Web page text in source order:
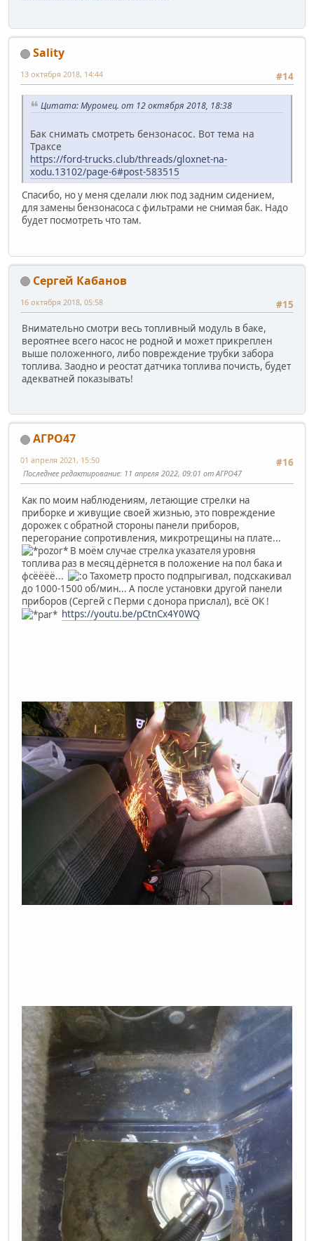
Sality
#14
13 октября 2018, 14:44
Цитата: Муромец. от 12 октября 2018, 18:38
Бак снимать смотреть бензонасос. Вот тема на
Траксе
https://ford-trucks.club/threads/gloxnet-na-
xodu.13102/page-6#post-583515
Спасибо, но у меня сделали люк под задним сидением,
для замены бензонасоса с фильтрами не снимая бак. Надо
будет посмотреть что там.
Сергей Кабанов
#15
16 октября 2018, 05:58
Внимательно смотри весь топливный модуль в баке,
вероятнее всего насос не родной и может прикреплен
выше положенного, либо повреждение трубки забора
топлива. Заодно и реостат датчика топлива почисть, будет
адекватней показывать!
АГРО47
#16
01 апреля 2021, 15:50
Последнее редактирование: 11 апреля 2022, 09:01 от АГРО47
Как по моим наблюдениям, летающие стрелки на
приборке и живущие своей жизнью, это повреждение
дорожек с обратной стороны панели приборов,
перегорание сопротивления, микротрещины на плате...
В моём случае стрелка указателя уровня
топлива раз в месяц дёрнется в положение на пол бака и
фсёёёё...
Тахометр просто подпрыгивал, подскакивал
до 1000-1500 об/мин... А после установки другой панели
приборов (Сергей с Перми с донора прислал), всё ОК !
https://youtu.be/pCtnCx4Y0WQ